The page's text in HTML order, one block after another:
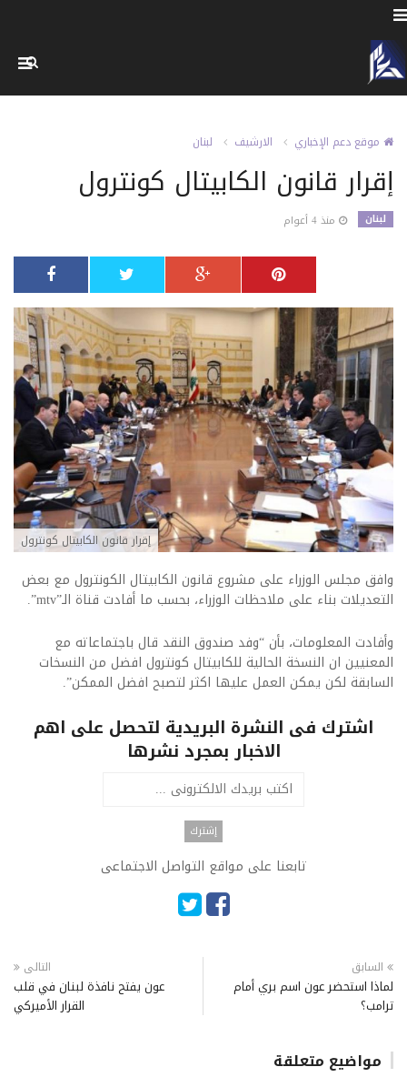
موقع دعم الإخباري الارشيف لبنان
إقرار قانون الكابيتال كونترول
لبنان منذ 4 أعوام
إقرار قانون الكابيتال كونترول
وافق مجلس الوزراء على مشروع قانون الكابيتال الكونترول مع بعض
التعديلات بناء على ملاحظات الوزراء، بحسب ما أفادت قناة الـ”mtv”.
وأفادت المعلومات، بأن “وفد صندوق النقد قال باجتماعاته مع
المعنيين ان النسخة الحالية للكابيتال كونترول افضل من النسخات
السابقة لكن يمكن العمل عليها اكثر لتصبح افضل الممكن”.
اشترك فى النشرة البريدية لتحصل على اهم
الاخبار بمجرد نشرها
تابعنا على مواقع التواصل الاجتماعى
السابق
لماذا استحضر عون اسم بري أمام
ترامب؟
التالى
عون يفتح نافذة لبنان في قلب
القرار الأميركي
مواضيع متعلقة